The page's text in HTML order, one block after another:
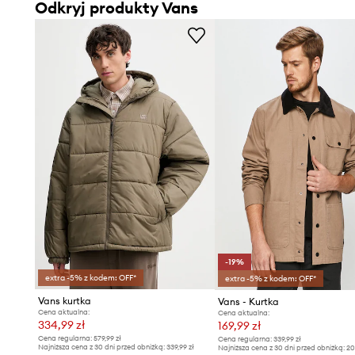
Odkryj produkty Vans
extra -5% z kodem: OFF*
Vans kurtka
Cena aktualna:
334,99 zł
Cena regularna: 579,99 zł
Najniższa cena z 30 dni przed obniżką: 339,99 zł
-19%
extra -5% z kodem: OFF*
Vans - Kurtka
Cena aktualna:
169,99 zł
Cena regularna:339,99 zł
Najniższa cena z 30 dni przed obniżką: